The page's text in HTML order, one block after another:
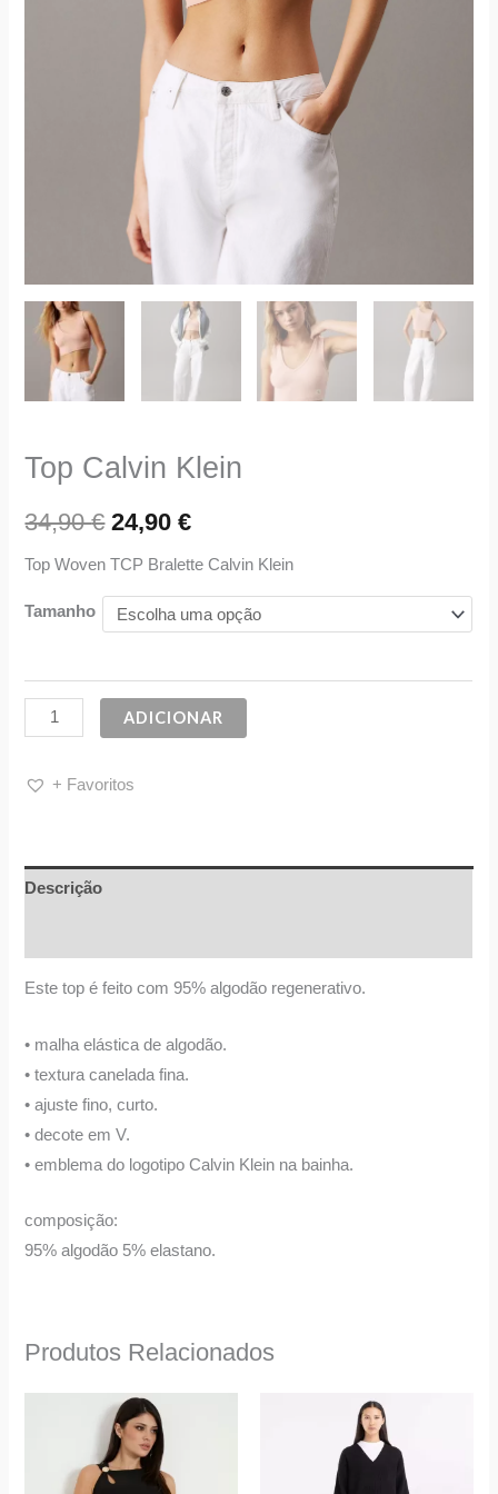
Top Calvin Klein
34,90€ 24,90€
Top Woven TCP Bralette Calvin Klein
Tamanho
ADICIONAR
+ Favoritos
Descrição
Este top é feito com 95% algodão regenerativo.
• malha elástica de algodão.
• textura canelada fina.
• ajuste fino, curto.
• decote em V.
• emblema do logotipo Calvin Klein na bainha.
composição:
95% algodão 5% elastano.
Produtos Relacionados
preço
original
era:
99,00 €.
O
preço
atual
é:
79,90 €.
product
has
preço
original
era:
159,90 €.
O
preço
atual
é:
80,00 €.
has